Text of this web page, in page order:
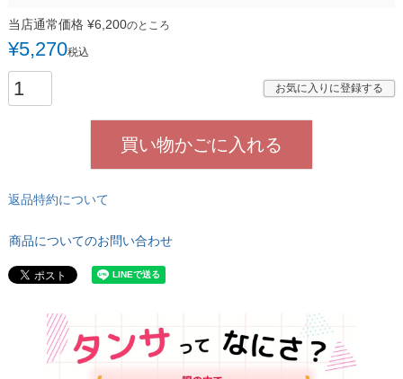
当店通常価格 ¥6,200のところ
¥5,270税込
お気に入りに登録する
買い物かごに入れる
返品特約について
商品についてのお問い合わせ